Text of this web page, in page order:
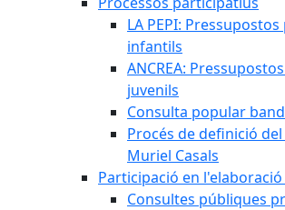
LA PEPI:
infantils
ANCREA:
juvenils
Consulta popular
Procés de definició
Muriel Casals
Participació en
Consultes públiques